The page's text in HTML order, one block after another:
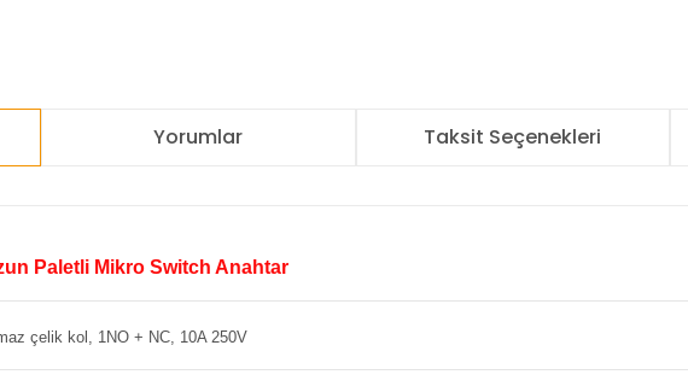
Yorumlar Taksit Seçenekleri
Paletli Mikro Switch Anahtar
çelik kol, 1NO + NC, 10A 250V